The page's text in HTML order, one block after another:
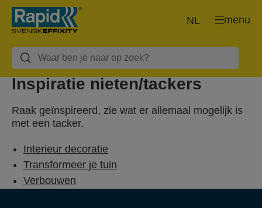
menu
NL
Inspiratie nieten/tackers
Raak geïnspireerd, zie wat er allemaal mogelijk is
met een tacker.
Interieur decoratie
Transformeer je tuin
Verbouwen